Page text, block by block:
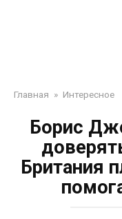
Главная » Интересное
Борис
Британия